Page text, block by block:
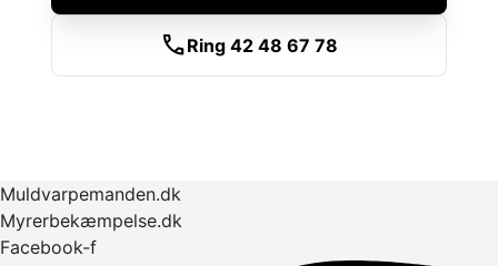
callRing 42 48 67 78
Muldvarpemanden.dk
Myrerbekæmpelse.dk
Facebook-f